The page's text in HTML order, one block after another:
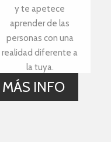
y te apetece
aprender de las
personas con una
realidad diferente a
la tuya.
MÁS INFO